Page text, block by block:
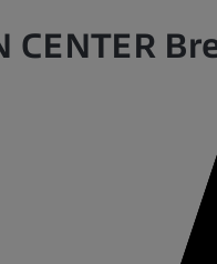
CENTER